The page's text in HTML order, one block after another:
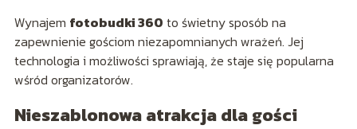
Wynajem fotobudki 360 to świetny sposób na
zapewnienie gościom niezapomnianych wrażeń. Jej
technologia i możliwości sprawiają, że staje się popularna
wśród organizatorów.
Nieszablonowa atrakcja dla gości